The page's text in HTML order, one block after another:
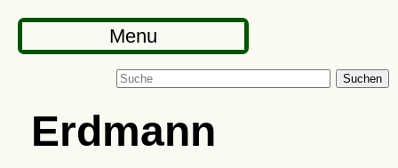
Menu
Suchen
Erdmann